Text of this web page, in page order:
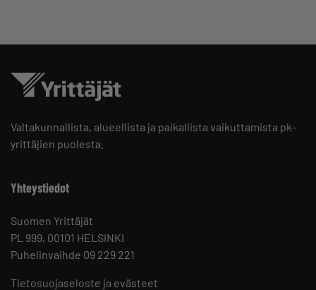
Valtakunnallista, alueellista ja paikallista vaikuttamista pk-
yrittäjien puolesta.
Yhteystiedot
Suomen Yrittäjät
PL 999, 00101 HELSINKI
Puhelinvaihde 09 229 221
Tietosuojaseloste ja evästeet